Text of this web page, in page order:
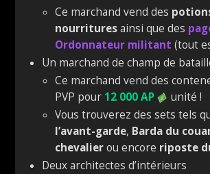
Ce marchand vend des
nourrituresainsi que des
Ordonnateur militant (tout
Un marchand de champ de
Ce marchand vend des
PVP pour 12 000 AP
unité !
Vous trouverez des sets tels
l’avant-garde, Barda du
chevalierou encore riposte
Deux architectes d’intérieurs